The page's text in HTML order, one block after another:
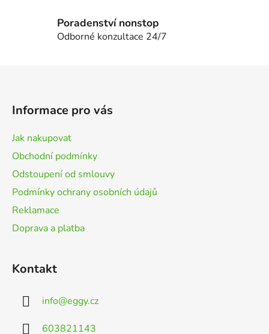
Poradenství nonstop
Odborné konzultace 24/7
Informace pro vás
Jak nakupovat
Obchodní podmínky
Odstoupení od smlouvy
Podmínky ochrany osobních údajů
Reklamace
Doprava a platba
Kontakt
info@eggy.cz
603821143